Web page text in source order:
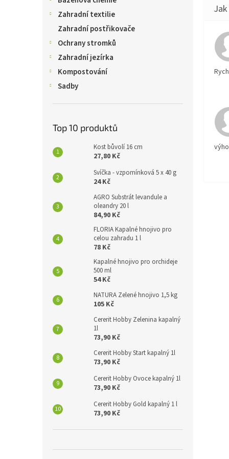
Zahradní textilie
Zahradní postřikovače
Ochrany stromků
Zahradní jezírka
Kompostování
Sadby
Top 10 produktů
Kost bůvolí 16 cm
27,80 Kč
Svíčka - vzpomínková 5 x 40 g
24 Kč
AGRO Substrát levandule a
oleandry 20 l
84,90 Kč
FLORIA Kapalné hnojivo pro
celou zahradu 1 l
78 Kč
Kapalné hnojivo pro orchideje
500 ml
54 Kč
NATURA Zelené hnojivo 1,5 kg
105 Kč
Cererit Hobby Zelenina kapalný
1l
73,90 Kč
Cererit Hobby Start kapalný 1l
73,90 Kč
Cererit Hobby Ovoce kapalný 1l
73,90 Kč
Cererit Hobby Gold kapalný 1 l
73,90 Kč